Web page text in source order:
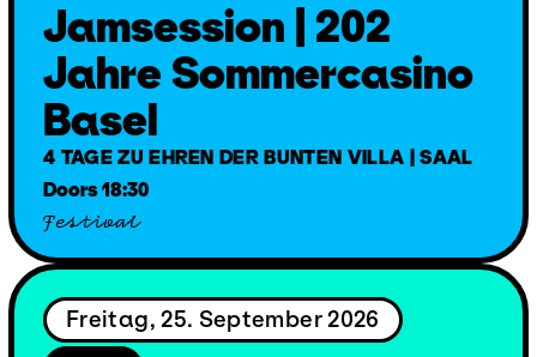
Jamsession | 202
Jahre Sommercasino
Basel
4 TAGE ZU EHREN DER BUNTEN VILLA | SAAL
Doors 18:30
Festival
Freitag, 25. September 2026